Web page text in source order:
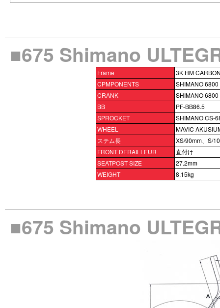
■675 Shimano
Frame
3K HM
CPMPONENTS
SHIMANO
CRANK
SHIMANO
BB
PF-BB86.5
SPROCKET
SHIMANO CS-
WHEEL
MAVIC
ステム長
XS/90mm、S/
FRONT DERAILLEUR
直付け
SEATPOST SIZE
27.2mm
WEIGHT
8.15kg
■675 Shimano